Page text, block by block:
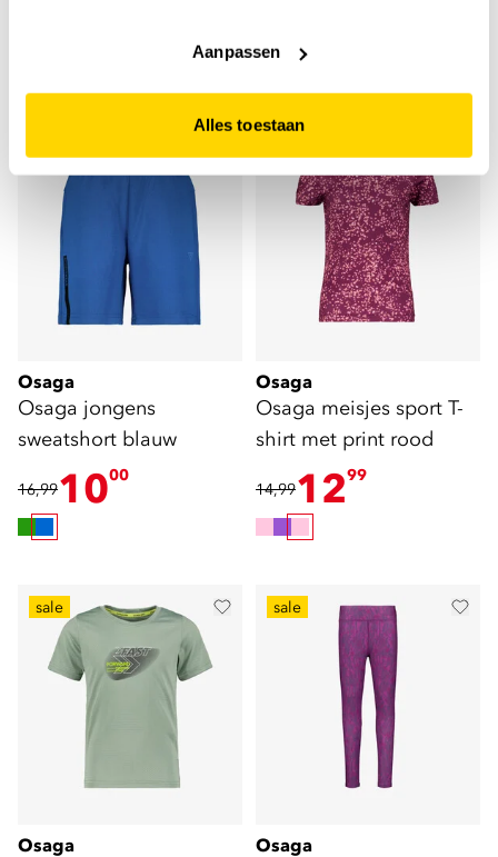
website niet optimaal functioneert.
Aanpassen
Alles toestaan
Osaga
Osaga jongens
sweatshort blauw
16,991000
Osaga
Osaga meisjes sport T-
shirt met print rood
14,991299
sale
Osaga
sale
Osaga